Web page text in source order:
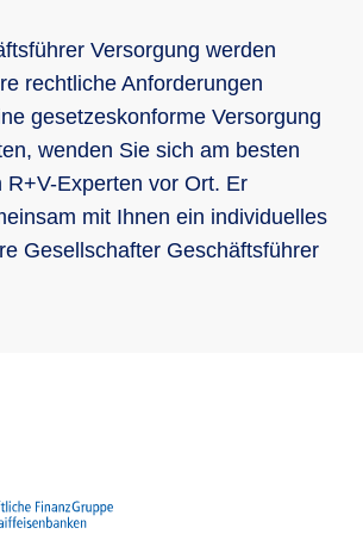
Ertragsanteil versteuert
individuell
der Ehepartner und Kinder
mit dem gesamten
… auch bei der GmbH
Tätigkeit! Denn
(vgl. § 43
93 AktG, § 34 GenG) ist eine
Haftung!
Managerhaftung wehr
Ansprüche effektiv ab
Versorgung werden
rechtliche Anforderungen
gesetzeskonforme Versorgung
wenden Sie sich am besten
R+V-Experten vor Ort. Er
mit Ihnen ein individuelles
Gesellschafter Geschäftsführer